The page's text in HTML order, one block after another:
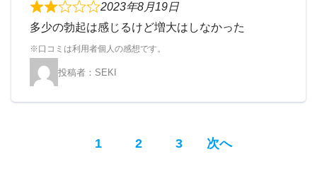
2023年8月19日
多少の勃起は感じるけど増大はしなかった
SEKI
P
1 P
2 P
3 次へ